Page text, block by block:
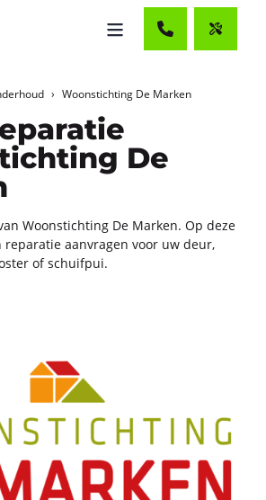
Woonstichting De Marken
De
Woon­stich­ting De Mar­ken. Op deze
re­pa­ra­tie aan­vra­gen voor uw deur,
of schuif­pui.